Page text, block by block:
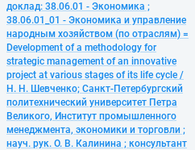
доклад: 38.06.01 - Экономика ;
38.06.01_01 - Экономика и управление
народным хозяйством (по отраслям) =
Development of a methodology for
strategic management of an innovative
project at various stages of its life cycle /
Н. Н. Шевченко; Санкт-Петербургский
политехнический университет Петра
Великого, Институт промышленного
менеджмента, экономики и торговли ;
науч. рук. О. В. Калинина ; консультант